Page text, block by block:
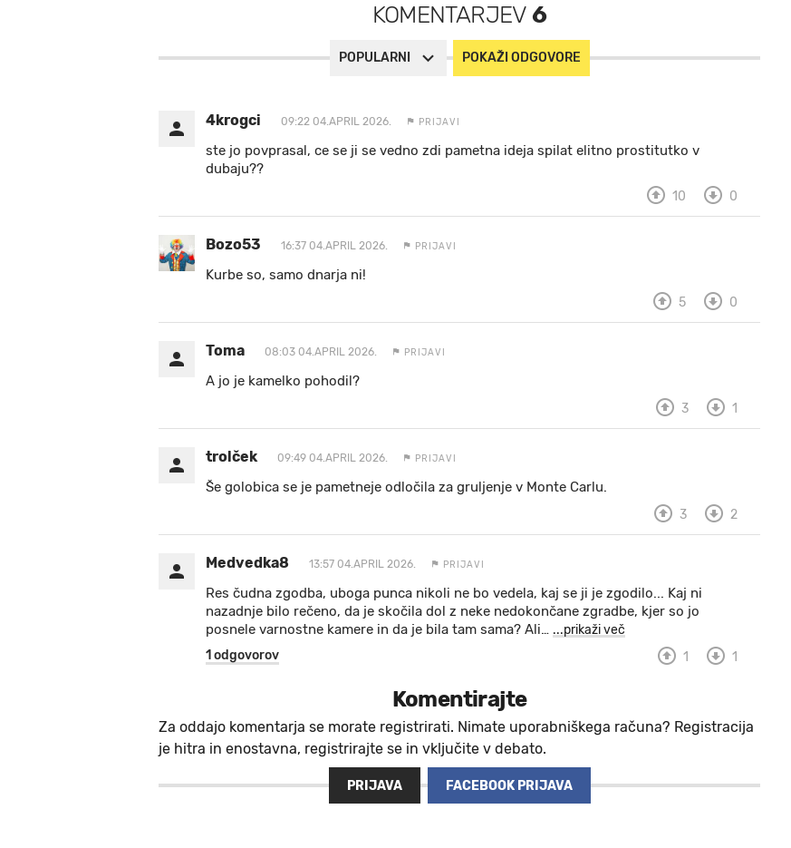
KOMENTARJEV 6
POPULARNI POKAŽI ODGOVORE
4krogci 09:22 04.APRIL 2026. PRIJAVI
ste jo povprasal, ce se ji se vedno zdi pametna ideja spilat elitno prostitutko v
dubaju??
10 0
Bozo53 16:37 04.APRIL 2026. PRIJAVI
Kurbe so, samo dnarja ni!
5 0
Toma 08:03 04.APRIL 2026. PRIJAVI
A jo je kamelko pohodil?
3 1
trolček 09:49 04.APRIL 2026. PRIJAVI
Še golobica se je pametneje odločila za gruljenje v Monte Carlu.
3 2
Medvedka8 13:57 04.APRIL 2026. PRIJAVI
Res čudna zgodba, uboga punca nikoli ne bo vedela, kaj se ji je zgodilo... Kaj ni
nazadnje bilo rečeno, da je skočila dol z neke nedokončane zgradbe, kjer so jo
posnele varnostne kamere in da je bila tam sama? Ali… ...prikaži več
1 odgovorov
1 1
Komentirajte
Za oddajo komentarja se morate registrirati. Nimate uporabniškega računa? Registracija
je hitra in enostavna, registrirajte se in vključite v debato.
PRIJAVA FACEBOOK PRIJAVA